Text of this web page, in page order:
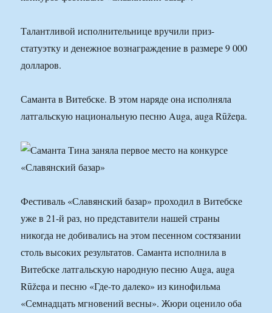
Талантливой исполнительнице вручили приз-
статуэтку и денежное вознаграждение в размере 9 000
долларов.
Саманта в Витебске. В этом наряде она исполняла
латгальскую национальную песню Auga, auga Rūžeņa.
Фестиваль «Славянский базар» проходил в Витебске
уже в 21-й раз, но представители нашей страны
никогда не добивались на этом песенном состязании
столь высоких результатов. Саманта исполнила в
Витебске латгальскую народную песню Auga, auga
Rūžeņa и песню «Где-то далеко» из кинофильма
«Семнадцать мгновений весны». Жюри оценило оба